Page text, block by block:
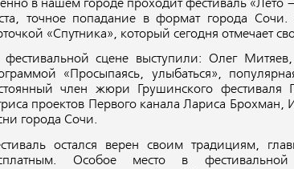
в нашем городе проходит фестиваль «Лето
точное попадание в формат города
«Спутника», который сегодня отмечает
фестивальной сцене выступили: Олег
«Просыпаясь, улыбаться»,
член жюри Грушинского фестиваля
проектов Первого канала Лариса
города Сочи.
остался верен своим традициям,
Особое место в